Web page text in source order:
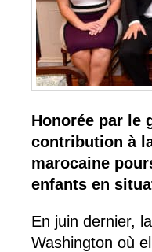
Honorée par le
contribution à
marocaine
enfants en
En juin dernier,
Washington où